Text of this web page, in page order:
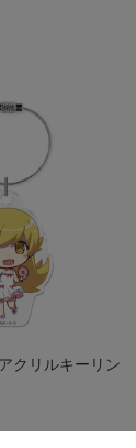
クリルキーリン